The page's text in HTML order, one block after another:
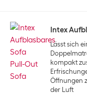
Intex
Lässt sich
kompakt
Öffnungen
der Luft